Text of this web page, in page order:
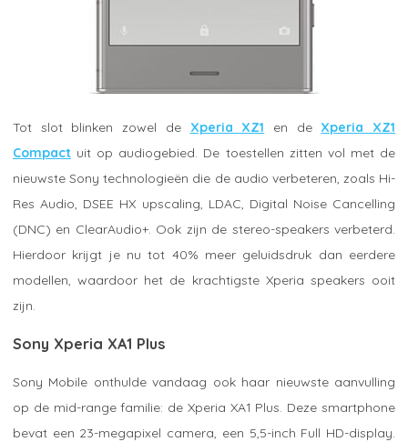
Tot slot blinken zowel de Xperia XZ1 en de Xperia XZ1
Compact uit op audiogebied. De toestellen zitten vol met de
nieuwste Sony technologieën die de audio verbeteren, zoals Hi-
Res Audio, DSEE HX upscaling, LDAC, Digital Noise Cancelling
(DNC) en ClearAudio+. Ook zijn de stereo-speakers verbeterd.
Hierdoor krijgt je nu tot 40% meer geluidsdruk dan eerdere
modellen, waardoor het de krachtigste Xperia speakers ooit
zijn.
Sony Xperia XA1 Plus
Sony Mobile onthulde vandaag ook haar nieuwste aanvulling
op de mid-range familie: de Xperia XA1 Plus. Deze smartphone
bevat een 23-megapixel camera, een 5,5-inch Full HD-display.